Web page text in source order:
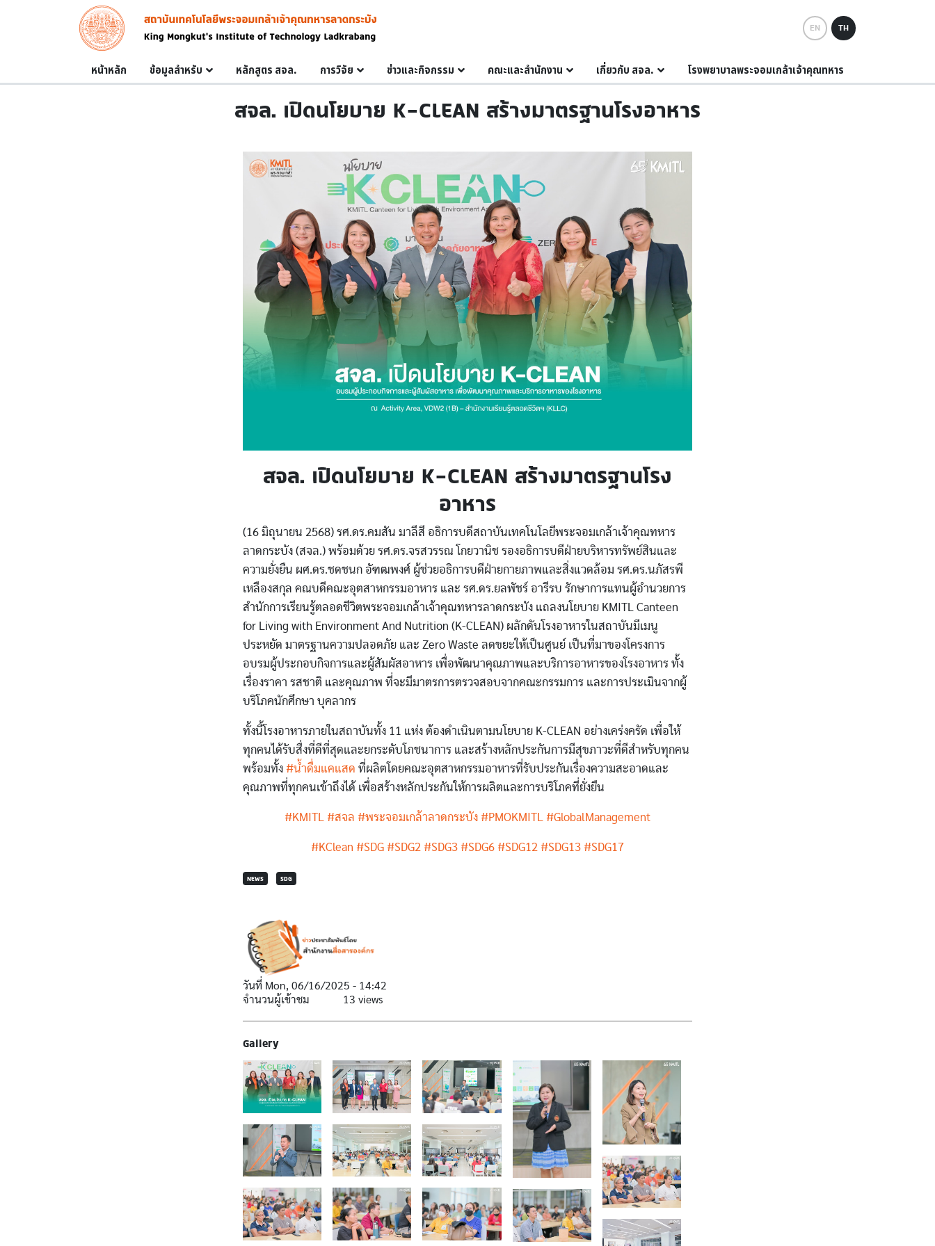
Skip to main content
Image
EN TH
Main navigation
หน้าหลัก ข้อมูลสำหรับ หลักสูตร สจล. การวิจัย ข่าวและกิจกรรม คณะและสำนักงาน เกี่ยวกับ สจล. โรงพยาบาลพระจอมเกล้าเจ้าคุณทหาร
สจล. เปิดนโยบาย K-CLEAN สร้างมาตรฐานโรงอาหาร
สจล. เปิดนโยบาย K-CLEAN สร้างมาตรฐานโรง
อาหาร
(16 มิถุนายน 2568) รศ.ดร.คมสัน มาลีสี อธิการบดีสถาบันเทคโนโลยีพระจอมเกล้าเจ้าคุณทหาร
ลาดกระบัง (สจล.) พร้อมด้วย รศ.ดร.จรสวรรณ โกยวานิช รองอธิการบดีฝ่ายบริหารทรัพย์สินและ
ความยั่งยืน ผศ.ดร.ชดชนก อัฑฒพงศ์ ผู้ช่วยอธิการบดีฝ่ายกายภาพและสิ่งแวดล้อม รศ.ดร.นภัสรพี
เหลืองสกุล คณบดีคณะอุตสาหกรรมอาหาร และ รศ.ดร.ยลพัชร์ อารีรบ รักษาการแทนผู้อำนวยการ
สำนักการเรียนรู้ตลอดชีวิตพระจอมเกล้าเจ้าคุณทหารลาดกระบัง แถลงนโยบาย KMITL Canteen
for Living with Environment And Nutrition (K-CLEAN) ผลักดันโรงอาหารในสถาบันมีเมนู
ประหยัด มาตรฐานความปลอดภัย และ Zero Waste ลดขยะให้เป็นศูนย์ เป็นที่มาของโครงการ
อบรมผู้ประกอบกิจการและผู้สัมผัสอาหาร เพื่อพัฒนาคุณภาพและบริการอาหารของโรงอาหาร ทั้ง
เรื่องราคา รสชาติ และคุณภาพ ที่จะมีมาตรการตรวจสอบจากคณะกรรมการ และการประเมินจากผู้
บริโภคนักศึกษา บุคลากร
ทั้งนี้โรงอาหารภายในสถาบันทั้ง 11 แห่ง ต้องดำเนินตามนโยบาย K-CLEAN อย่างเคร่งครัด เพื่อให้
ทุกคนได้รับสื่งที่ดีที่สุดและยกระดับโภชนาการ และสร้างหลักประกันการมีสุขภาวะที่ดีสำหรับทุกคน
พร้อมทั้ง#น้ำดื่มแคแสด ที่ผลิตโดยคณะอุตสาหกรรมอาหารที่รับประกันเรื่องความสะอาดและ
คุณภาพที่ทุกคนเข้าถึงได้ เพื่อสร้างหลักประกันให้การผลิตและการบริโภคที่ยั่งยืน
#KMITL #สจล #พระจอมเกล้าลาดกระบัง #PMOKMITL #GlobalManagement
#KClean #SDG #SDG2 #SDG3 #SDG6 #SDG12 #SDG13 #SDG17
NEWS SDG
วันที่ Mon, 06/16/2025 - 14:42
จำนวนผู้เข้าชม
13 views
Gallery